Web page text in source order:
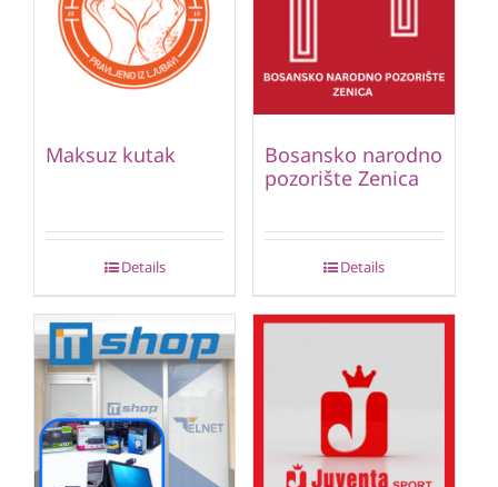
Maksuz kutak
Details
Bosansko narodno
pozorište Zenica
Details